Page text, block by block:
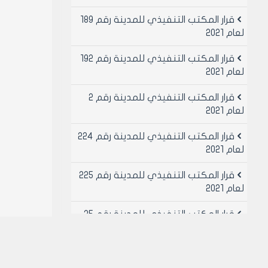
قرار المكتب التنفيذي للمدينة رقم 189
لعام 2021
قرار المكتب التنفيذي للمدينة رقم 192
لعام 2021
قرار المكتب التنفيذي للمدينة رقم 2
لعام 2021
قرار المكتب التنفيذي للمدينة رقم 224
لعام 2021
قرار المكتب التنفيذي للمدينة رقم 225
لعام 2021
قرار المكتب التنفيذي للمدينة رقم 25